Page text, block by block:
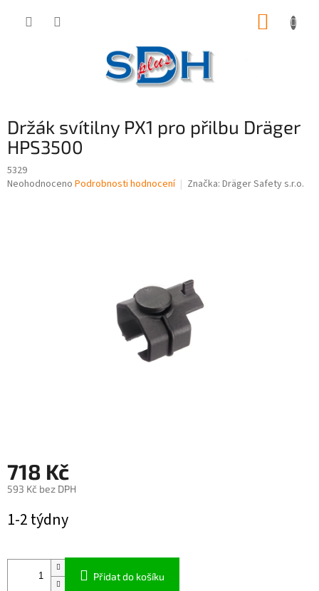
Držák svítilny PX1 pro přilbu Dräger
HPS3500
5329
Průměrné
Neohodnoceno Podrobnosti hodnocení Značka: Dräger Safety s.r.o.
718 Kč
593 Kč bez DPH
cena:
1-2 týdny
Přidat do košíku